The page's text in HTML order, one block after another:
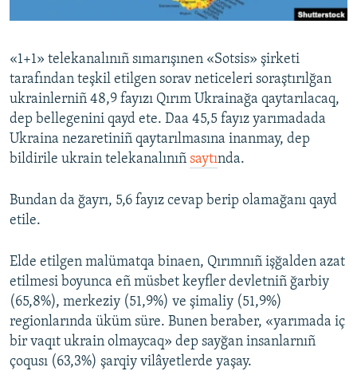
RFE/RS bütün saytları
«1+1» telekanalınıñ sımarışınen «Sotsis» şirketi
tarafından teşkil etilgen sorav neticeleri soraştırılğan
ukrainlerniñ 48,9 fayızı Qırım Ukrainağa qaytarılacaq,
dep bellegenini qayd ete. Daa 45,5 fayız yarımadada
Ukraina nezaretiniñ qaytarılmasına inanmay, dep
bildirile ukrain telekanalınıñ saytında.
Bundan da ğayrı, 5,6 fayız cevap berip olamağanı qayd
etile.
Elde etilgen malümatqa binaen, Qırımnıñ işğalden azat
etilmesi boyunca eñ müsbet keyfler devletniñ ğarbiy
(65,8%), merkeziy (51,9%) ve şimaliy (51,9%)
regionlarında üküm süre. Bunen beraber, «yarımada iç
bir vaqıt ukrain olmaycaq» dep sayğan insanlarnıñ
çoqusı (63,3%) şarqiy vilâyetlerde yaşay.